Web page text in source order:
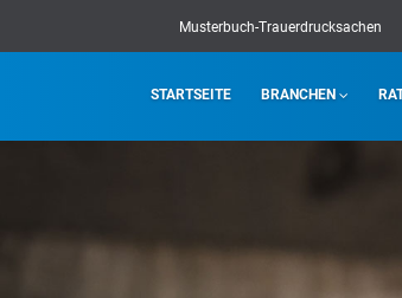
Musterbuch-Trauerdrucksachen
STARTSEITE BRANCHEN